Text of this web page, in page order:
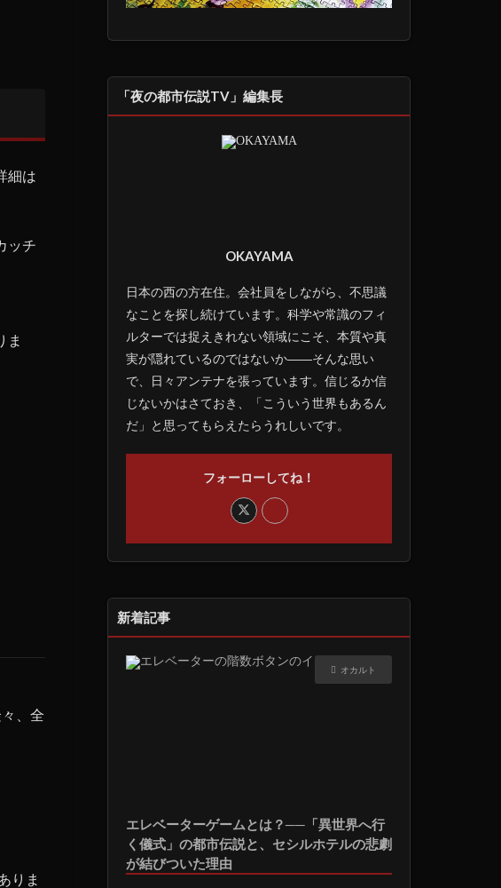
細は
ッチ
ま
、全
りま
「夜の都市伝説TV」編集長
OKAYAMA
日本の西の方在住。会社員をしながら、不思議
なことを探し続けています。科学や常識のフィ
ルターでは捉えきれない領域にこそ、本質や真
実が隠れているのではないか――そんな思い
で、日々アンテナを張っています。信じるか信
じないかはさておき、「こういう世界もあるん
だ」と思ってもらえたらうれしいです。
フォーローしてね！
新着記事
オカルト
エレベーターゲームとは？──「異世界へ行
く儀式」の都市伝説と、セシルホテルの悲劇
が結びついた理由